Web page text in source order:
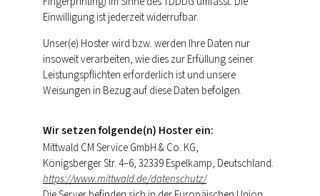
Einwilligung ist jederzeit widerrufbar.
Unser(e) Hoster wird bzw. werden Ihre Daten nur
insoweit verarbeiten, wie dies zur Erfüllung seiner
Leistungspflichten erforderlich ist und unsere
Weisungen in Bezug auf diese Daten befolgen.
Wir setzen folgende(n) Hoster ein:
Mittwald CM Service GmbH & Co. KG,
Königsberger Str. 4–6, 32339 Espelkamp, Deutschland.
https://www.mittwald.de/datenschutz/